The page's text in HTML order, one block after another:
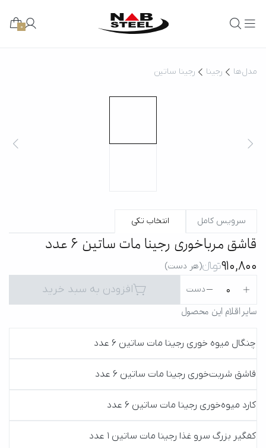
0
مدل‌ها رجینا رجینا ساتین
سرویس کامل انتخاب تکی
قاشق مرباخوری رجینا مات ساتین 6 عدد
910,800تومانءءء(هر دست)
0 دست افزودن به سبد خرید
سایر اقلام این محصول
چنگال میوه خوری رجینا مات ساتین 6 عدد
قاشق شربت‌خوری رجینا مات ساتین 6 عدد
کارد میوه‌خوری رجینا مات ساتین 6 عدد
کفگیر بزرگ سرو غذا رجینا مات ساتین 1 عدد